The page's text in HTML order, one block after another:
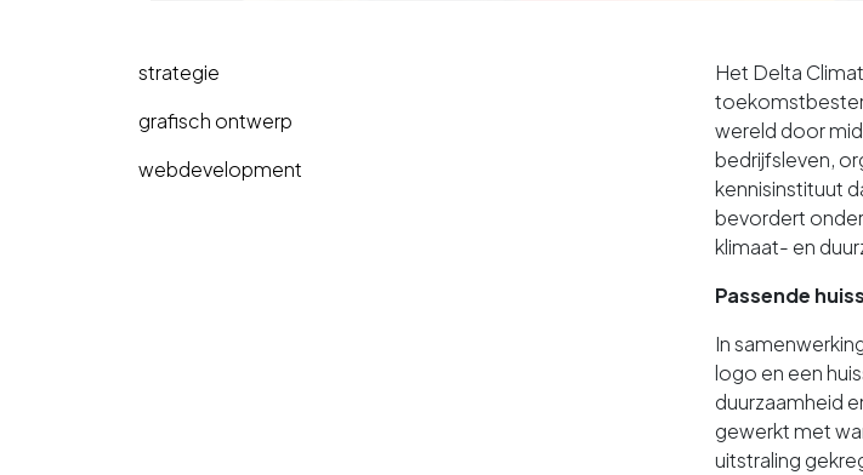
strategie
grafisch ontwerp
webdevelopment
Het Delta
wereld door
bedrijfsleven,
kennisinstituut
bevordert
klimaat- en
Passende
In
logo en een
duurzaamheid
gewerkt met
uitstraling